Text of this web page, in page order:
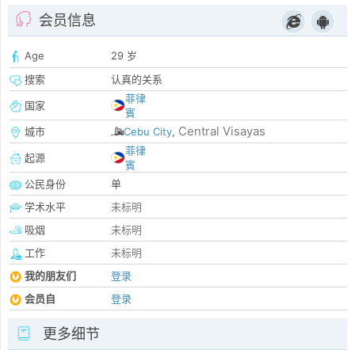
会员信息
Age
29 岁
搜索
认真的关系
国家
菲律
賓
城市
Cebu City, Central Visayas
起源
菲律
賓
公民身份
单
学术水平
未标明
吸烟
未标明
工作
未标明
我的朋友们
登录
会员自
登录
更多细节